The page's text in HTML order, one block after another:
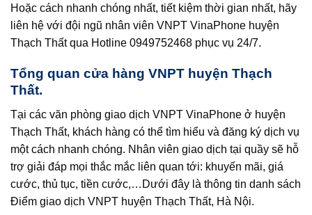
Hoặc cách nhanh chóng nhất, tiết kiệm thời gian nhất, hãy
liên hệ với đội ngũ nhân viên VNPT VinaPhone huyện
Thạch Thất qua Hotline 0949752468 phục vụ 24/7.
Tổng quan cửa hàng VNPT huyện Thạch
Thất.
Tại các văn phòng giao dịch VNPT VinaPhone ở huyện
Thạch Thất, khách hàng có thể tìm hiểu và đăng ký dịch vụ
một cách nhanh chóng. Nhân viên giao dịch tại quầy sẽ hỗ
trợ giải đáp mọi thắc mắc liên quan tới: khuyến mãi, giá
cước, thủ tục, tiền cước,…Dưới đây là thông tin danh sách
Điểm giao dịch VNPT huyện Thạch Thất, Hà Nội.